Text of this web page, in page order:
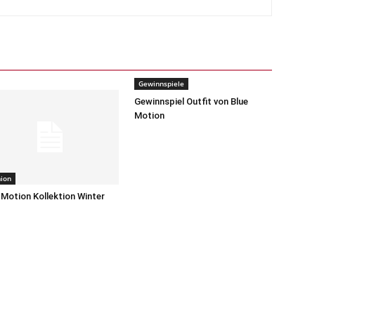
Motion Kollektion Winter
Gewinnspiele
Gewinnspiel Outfit von Blue
Motion